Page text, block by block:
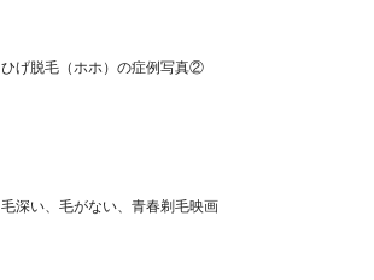
ひげ脱毛（ホホ）の症例写真②
毛深い、毛がない、青春剃毛映画